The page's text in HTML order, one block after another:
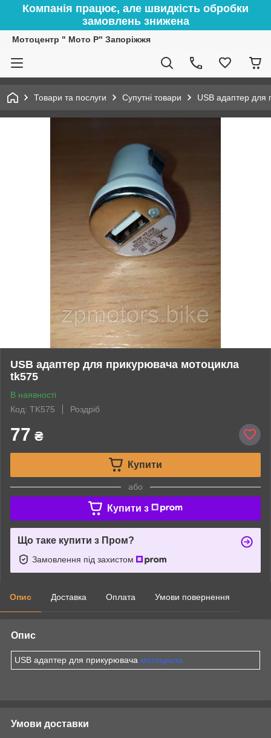
Компанія працює, але швидкість обробки
замовлень знижена
Мотоцентр " Мото Р" Запоріжжя
Товари та послуги Супутні товари USB адаптер для
USB адаптер для прикурювача мотоцикла
tk575
В наявності
Код: TK575
Роздріб
77 ₴
Купити
або
Купити з
Що таке купити з Пром?
Замовлення під захистом
Опис Доставка Оплата Умови повернення
Опис
USB адаптер для прикурювача мотоцикла
Умови доставки